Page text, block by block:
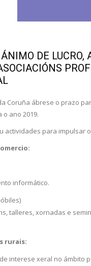
DE LUCRO,
da Coruña ábrese o
ano 2019.
actividades para
informático.
talleres, xornadas e
rurais:
interese xeral no ámbito